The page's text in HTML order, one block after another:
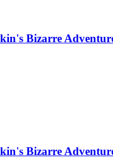
Bizarre
Bizarre